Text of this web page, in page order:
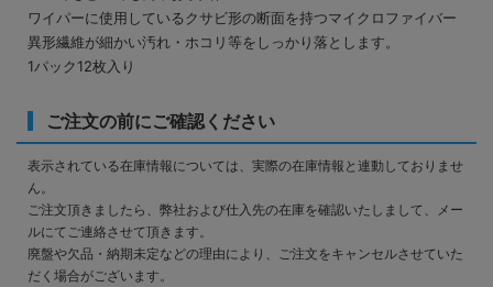
ワイパーに使用しているクサビ形の断面を持つマイクロファイバー
異形繊維が細かい汚れ・ホコリ等をしっかり落とします。
1パック12枚入り
ご注文の前にご確認ください
表示されている在庫情報については、実際の在庫情報と連動しておりませ
ん。
ご注文頂きましたら、弊社および仕入先の在庫を確認いたしまして、メー
ルにてご連絡させて頂きます。
廃盤や欠品・納期未定などの理由により、ご注文をキャンセルさせていた
だく場合がございます。